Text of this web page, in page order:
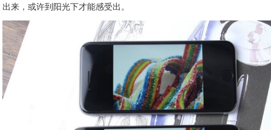
出来，或许到阳光下才能感受出。